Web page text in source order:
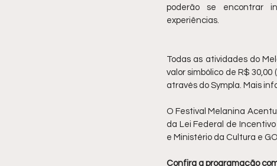
poderão se encontrar
experiências.
Todas as atividades do
valor simbólico de R$
através do Sympla. Mais
O Festival Melanina
da Lei Federal de
e Ministério da Cultura e
Confira a programação